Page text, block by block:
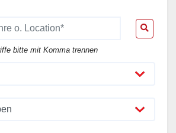
bitte mit Komma trennen